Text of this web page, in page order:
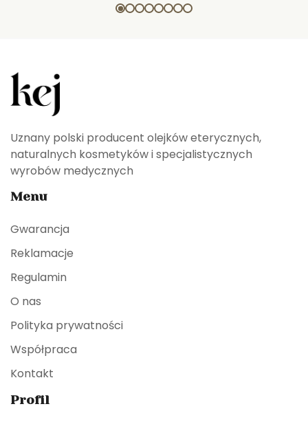
Uznany polski producent olejków eterycznych,
naturalnych kosmetyków i specjalistycznych
wyrobów medycznych
Menu
Gwarancja
Reklamacje
Regulamin
O nas
Polityka prywatności
Współpraca
Kontakt
Profil